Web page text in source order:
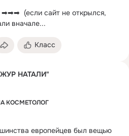
(если сайт не открылся,
вначале...
Класс
НАТАЛИ"
КОСМЕТОЛОГ
европейцев был вещью